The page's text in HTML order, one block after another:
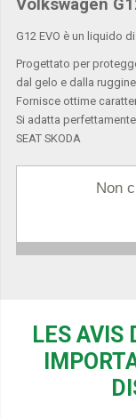
Volkswagen
G12 EVO è un liquido
Progettato per
dal gelo e dalla
Fornisce ottime
Si adatta
SEAT SKODA
Non
LES AVIS